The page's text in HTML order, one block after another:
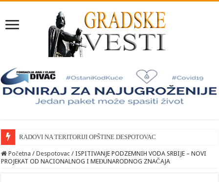
RADOVI NA TERITORIJI OPŠTINE DESPOTOVAC
Početna / Despotovac / ISPITIVANJE PODZEMNIH VODA SRBIJE – NOVI
PROJEKAT OD NACIONALNOG I MEĐUNARODNOG ZNAČAJA